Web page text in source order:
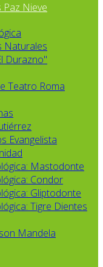
Nieve
Naturales
Durazno"
Teatro Roma
Evangelista
Mastodonte
Condor
Gliptodonte
Tigre Dientes
Mandela